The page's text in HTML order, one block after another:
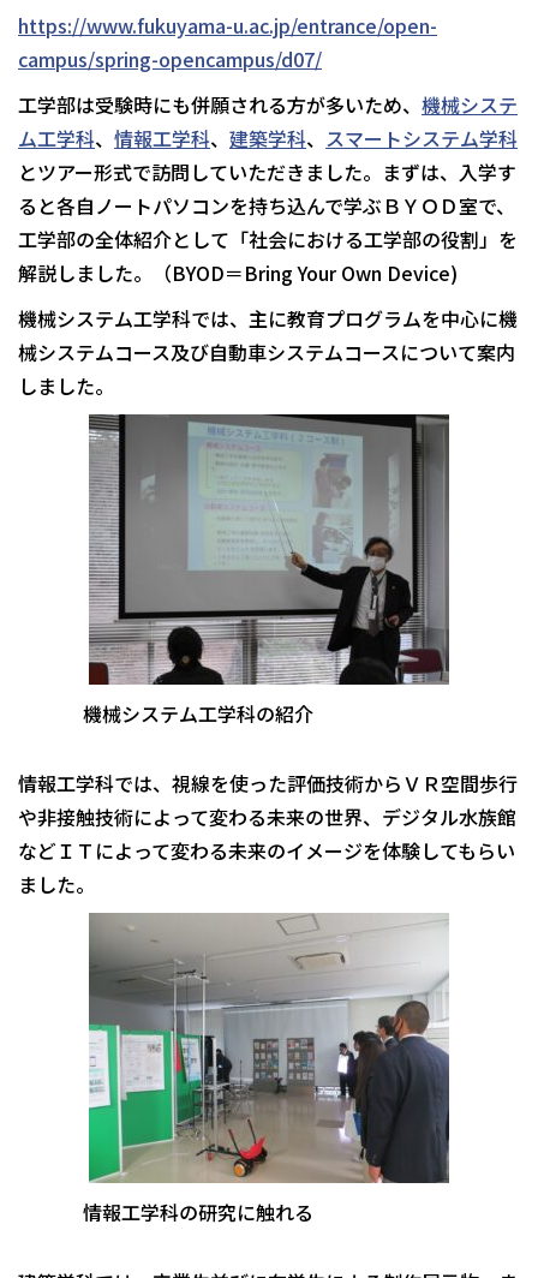
https://www.fukuyama-u.ac.jp/entrance/open-
campus/spring-opencampus/d07/
工学部は受験時にも併願される方が多いため、 機械システ
ム工学科、 情報工学科、 建築学科、 スマートシステム学科
とツアー形式で訪問していただきました。まずは、入学す
ると各自ノートパソコンを持ち込んで学ぶＢＹＯＤ室で、
工学部の全体紹介として「社会における工学部の役割」を
解説しました。（BYOD＝Bring Your Own Device)
機械システム工学科では、主に教育プログラムを中心に機
械システムコース及び自動車システムコースについて案内
しました。
機械システム工学科の紹介
情報工学科では、視線を使った評価技術からＶＲ空間歩行
や非接触技術によって変わる未来の世界、デジタル水族館
などＩＴによって変わる未来のイメージを体験してもらい
ました。
情報工学科の研究に触れる